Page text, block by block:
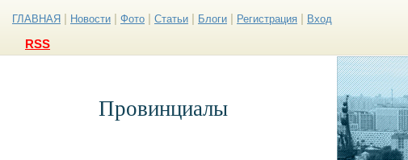
ГЛАВНАЯ Новости Фото Статьи Блоги Регистрация Вход
RSS
Провинциалы